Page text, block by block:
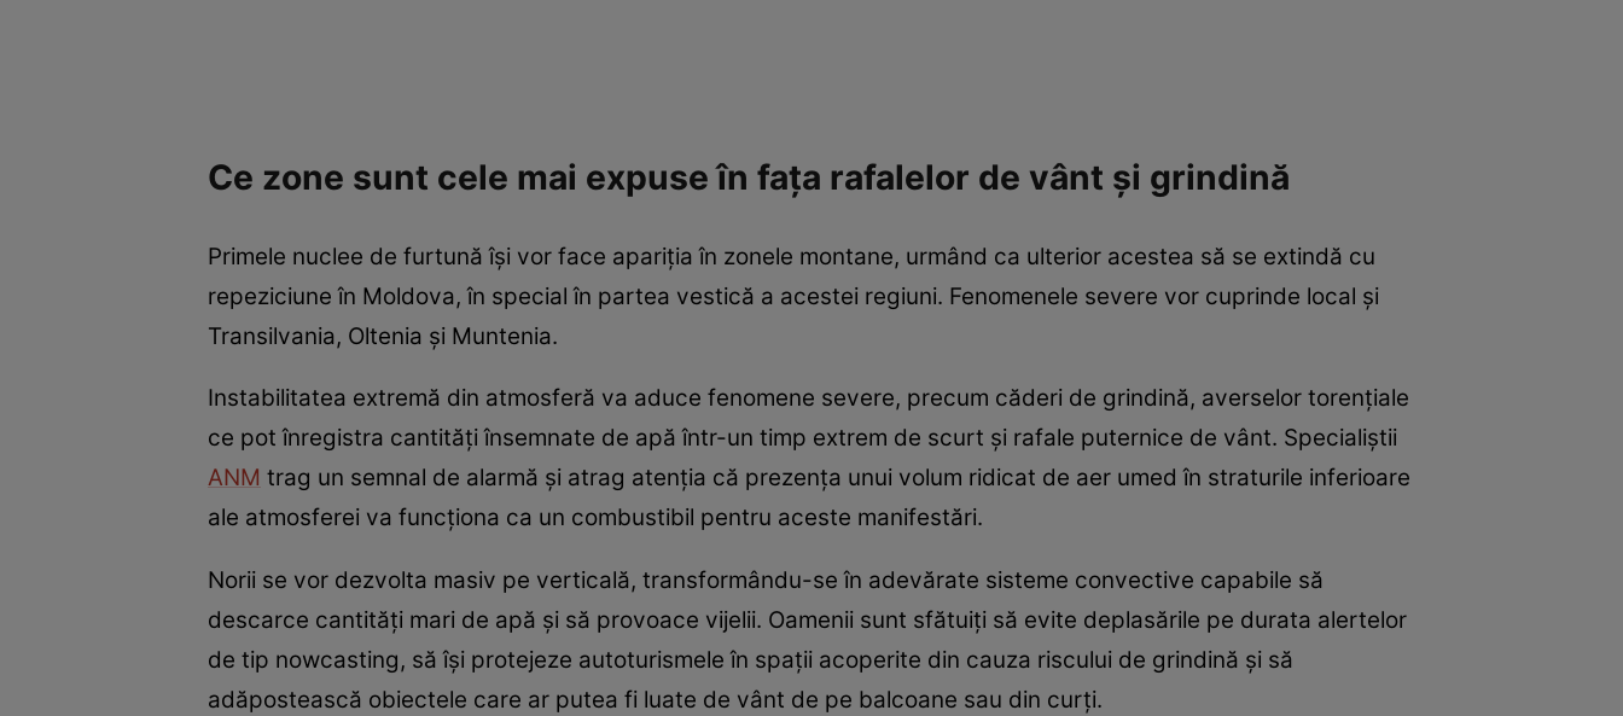
Ce zone sunt cele mai expuse în fața rafalelor de vânt și grindină
Primele nuclee de furtună își vor face apariția în zonele montane, urmând ca ulterior acestea să se extindă cu
repeziciune în Moldova, în special în partea vestică a acestei regiuni. Fenomenele severe vor cuprinde local și
Transilvania, Oltenia și Muntenia.
Instabilitatea extremă din atmosferă va aduce fenomene severe, precum căderi de grindină, averselor torențiale
ce pot înregistra cantități însemnate de apă într-un timp extrem de scurt și rafale puternice de vânt. Specialiștii
ANM trag un semnal de alarmă și atrag atenția că prezența unui volum ridicat de aer umed în straturile inferioare
ale atmosferei va funcționa ca un combustibil pentru aceste manifestări.
Norii se vor dezvolta masiv pe verticală, transformându-se în adevărate sisteme convective capabile să
descarce cantități mari de apă și să provoace vijelii. Oamenii sunt sfătuiți să evite deplasările pe durata alertelor
de tip nowcasting, să își protejeze autoturismele în spații acoperite din cauza riscului de grindină și să
adăpostească obiectele care ar putea fi luate de vânt de pe balcoane sau din curți.